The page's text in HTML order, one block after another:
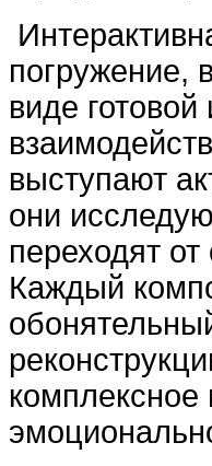
погружение,
виде
выступают
они
переходят
Каждый
комплексное